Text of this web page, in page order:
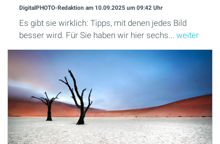
DigitalPHOTO-Redaktion am 10.09.2025 um 09:42 Uhr
Es gibt sie wirklich: Tipps, mit denen jedes Bild
besser wird. Für Sie haben wir hier sechs... weiter